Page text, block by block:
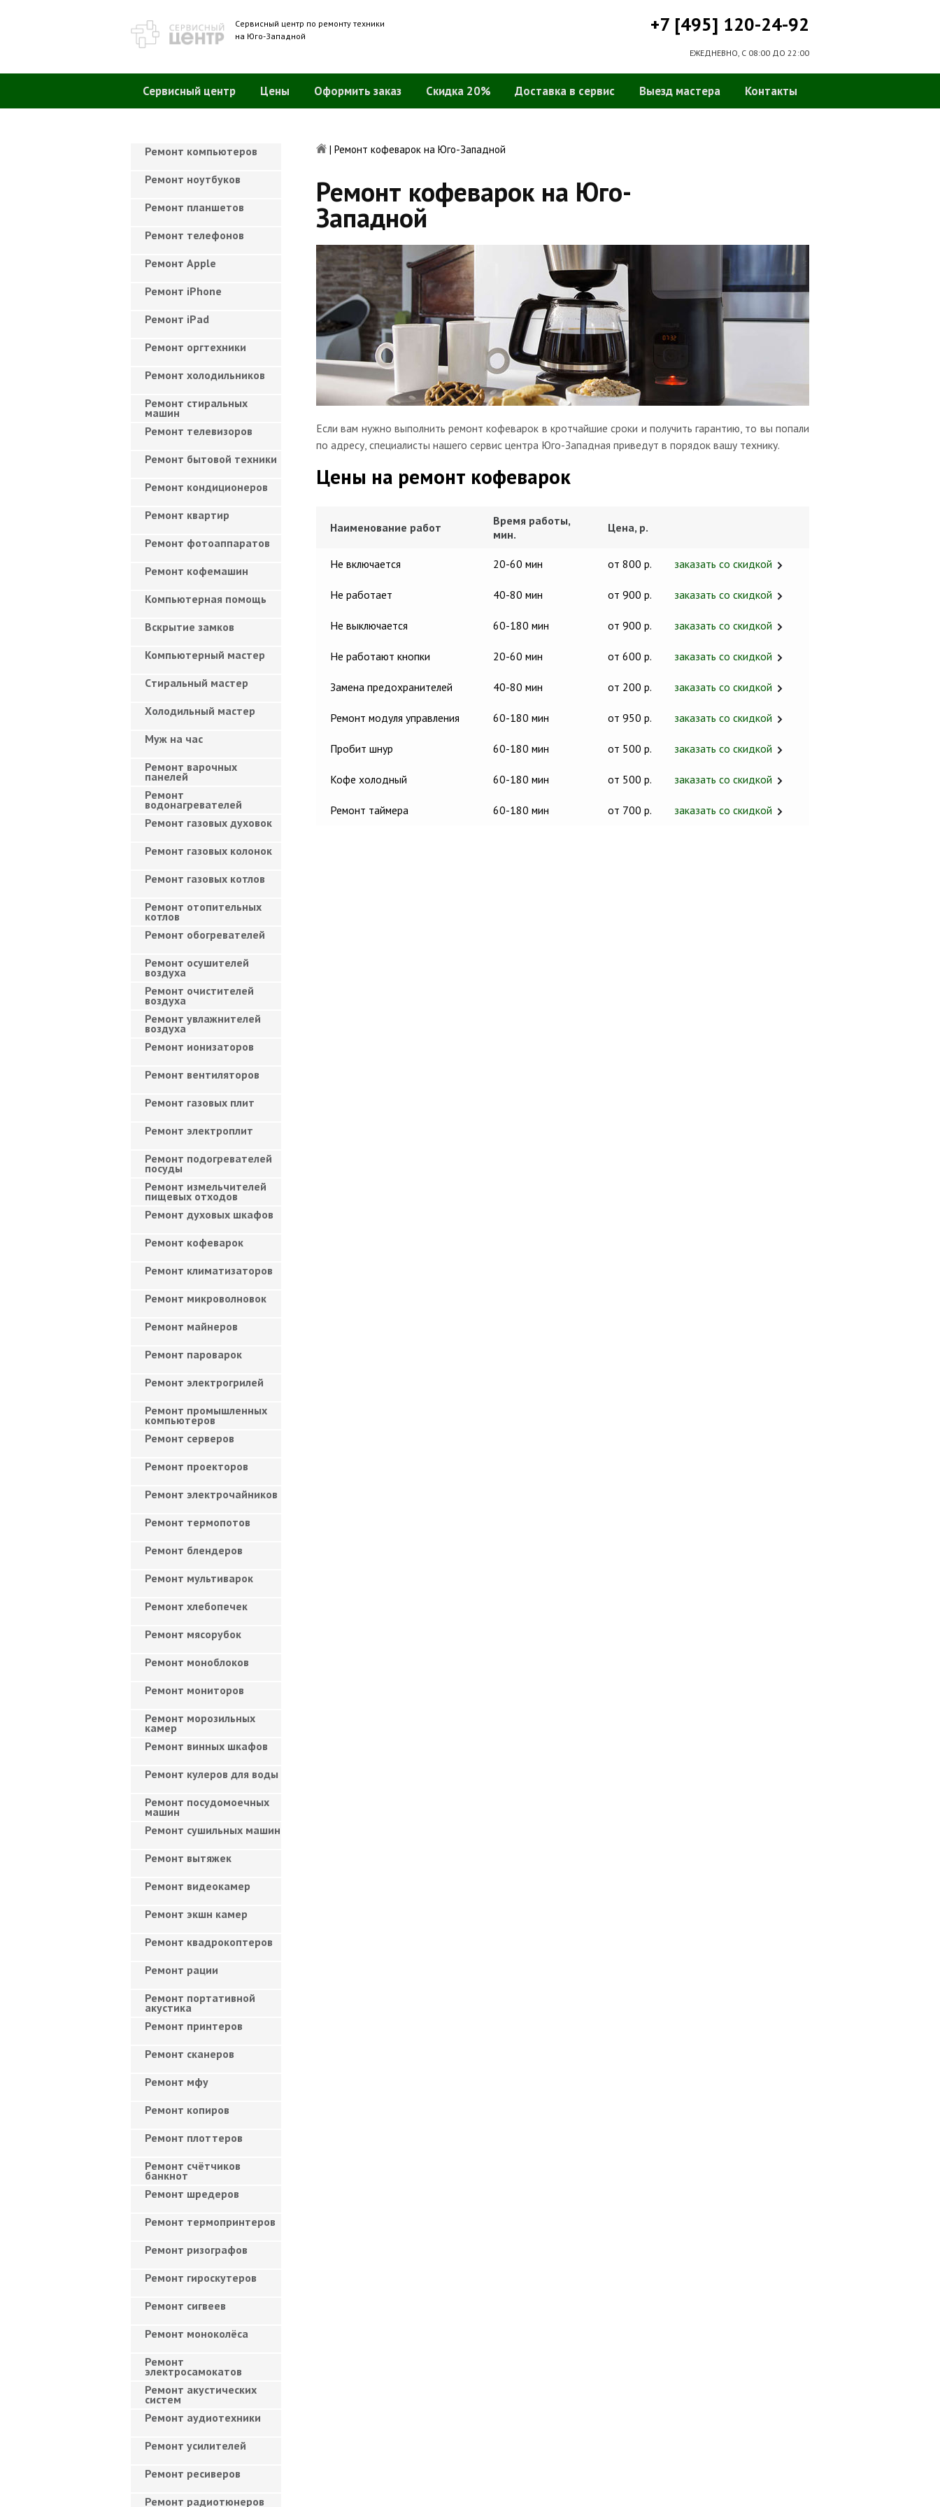
Сервисный центр по ремонту техники
на Юго-Западной
+7 [495] 120-24-92
ЕЖЕДНЕВНО, С 08:00 ДО 22:00
Сервисный центр Цены Оформить заказ Скидка 20% Доставка в сервис Выезд мастера Контакты
| Ремонт кофеварок на Юго-Западной
Ремонт кофеварок на Юго-
Западной
Если вам нужно выполнить ремонт кофеварок в кротчайшие сроки и получить гарантию, то вы попали
по адресу, специалисты нашего сервис центра Юго-Западная приведут в порядок вашу технику.
Цены на ремонт кофеварок
Наименование работ
Время работы,
мин.
Цена, р.
Не включается 20-60 мин от 800 р. заказать со скидкой
Не работает 40-80 мин от 900 р. заказать со скидкой
Не выключается 60-180 мин от 900 р. заказать со скидкой
Не работают кнопки 20-60 мин от 600 р. заказать со скидкой
Замена предохранителей 40-80 мин от 200 р. заказать со скидкой
Ремонт модуля управления 60-180 мин от 950 р. заказать со скидкой
Пробит шнур 60-180 мин от 500 р. заказать со скидкой
Кофе холодный 60-180 мин от 500 р. заказать со скидкой
Ремонт таймера 60-180 мин от 700 р. заказать со скидкой
Ремонт компьютеров
Ремонт ноутбуков
Ремонт планшетов
Ремонт телефонов
Ремонт Apple
Ремонт iPhone
Ремонт iPad
Ремонт оргтехники
Ремонт холодильников
Ремонт стиральных
машин
Ремонт телевизоров
Ремонт бытовой техники
Ремонт кондиционеров
Ремонт квартир
Ремонт фотоаппаратов
Ремонт кофемашин
Компьютерная помощь
Вскрытие замков
Компьютерный мастер
Cтиральный мастер
Холодильный мастер
Муж на час
Ремонт варочных
панелей
Ремонт
водонагревателей
Ремонт газовых духовок
Ремонт газовых колонок
Ремонт газовых котлов
Ремонт отопительных
котлов
Ремонт обогревателей
Ремонт осушителей
воздуха
Ремонт очистителей
воздуха
Ремонт увлажнителей
воздуха
Ремонт ионизаторов
Ремонт вентиляторов
Ремонт газовых плит
Ремонт электроплит
Ремонт подогревателей
посуды
Ремонт измельчителей
пищевых отходов
Ремонт духовых шкафов
Ремонт кофеварок
Ремонт климатизаторов
Ремонт микроволновок
Ремонт майнеров
Ремонт пароварок
Ремонт электрогрилей
Ремонт промышленных
компьютеров
Ремонт серверов
Ремонт проекторов
Ремонт электрочайников
Ремонт термопотов
Ремонт блендеров
Ремонт мультиварок
Ремонт хлебопечек
Ремонт мясорубок
Ремонт моноблоков
Ремонт мониторов
Ремонт морозильных
камер
Ремонт винных шкафов
Ремонт кулеров для воды
Ремонт посудомоечных
машин
Ремонт сушильных машин
Ремонт вытяжек
Ремонт видеокамер
Ремонт экшн камер
Ремонт квадрокоптеров
Ремонт рации
Ремонт портативной
акустика
Ремонт принтеров
Ремонт сканеров
Ремонт мфу
Ремонт копиров
Ремонт плоттеров
Ремонт счётчиков
банкнот
Ремонт шредеров
Ремонт термопринтеров
Ремонт ризографов
Ремонт гироскутеров
Ремонт сигвеев
Ремонт моноколёса
Ремонт
электросамокатов
Ремонт акустических
систем
Ремонт аудиотехники
Ремонт усилителей
Ремонт ресиверов
Ремонт радиотюнеров